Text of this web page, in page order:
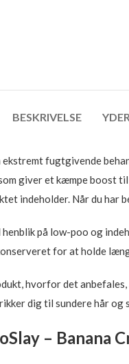
BESKRIVELSE
ekstremt fugtgivende
giver et kæmpe boost
indeholder. Når du har
på low-poo og
for at holde
hvorfor det
dig til sundere hår og
– Banana